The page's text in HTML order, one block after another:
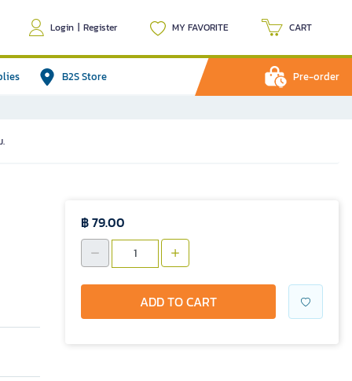
Login | Register MY FAVORITE CART
B2S Store Pre-order
.
฿ 79.00
ADD TO CART